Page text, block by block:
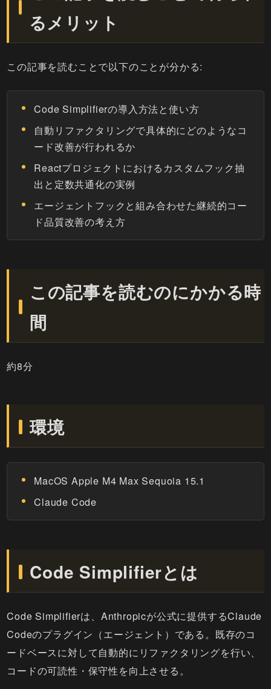
るメリット
この記事を読むことで以下のことが分かる:
Code Simplifierの導入方法と使い方
自動リファクタリングで具体的にどのようなコ
ード改善が行われるか
Reactプロジェクトにおけるカスタムフック抽
出と定数共通化の実例
エージェントフックと組み合わせた継続的コー
ド品質改善の考え方
この記事を読むのにかかる時
間
約8分
環境
MacOS Apple M4 Max Sequoia 15.1
Claude Code
Code Simplifierとは
Code Simplifierは、Anthropicが公式に提供するClaude
Codeのプラグイン（エージェント）である。既存のコ
ードベースに対して自動的にリファクタリングを行い、
コードの可読性・保守性を向上させる。